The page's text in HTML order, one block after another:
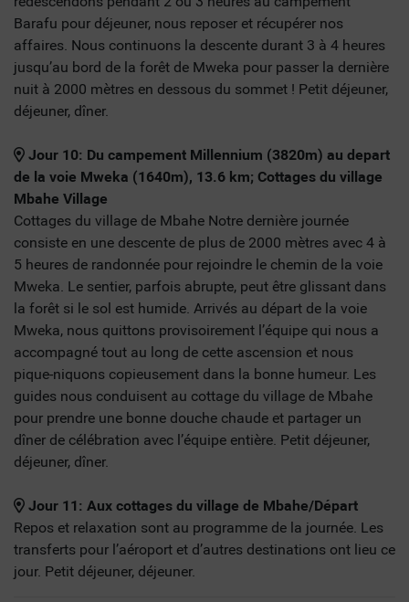
Barafu pour déjeuner, nous reposer et récupérer nos
affaires. Nous continuons la descente durant 3 à 4 heures
jusqu’au bord de la forêt de Mweka pour passer la dernière
nuit à 2000 mètres en dessous du sommet ! Petit déjeuner,
déjeuner, dîner.
Jour 10: Du campement Millennium (3820m) au depart
de la voie Mweka (1640m), 13.6 km; Cottages du village
Mbahe Village
Cottages du village de Mbahe Notre dernière journée
consiste en une descente de plus de 2000 mètres avec 4 à
5 heures de randonnée pour rejoindre le chemin de la voie
Mweka. Le sentier, parfois abrupte, peut être glissant dans
la forêt si le sol est humide. Arrivés au départ de la voie
Mweka, nous quittons provisoirement l’équipe qui nous a
accompagné tout au long de cette ascension et nous
pique-niquons copieusement dans la bonne humeur. Les
guides nous conduisent au cottage du village de Mbahe
pour prendre une bonne douche chaude et partager un
dîner de célébration avec l’équipe entière. Petit déjeuner,
déjeuner, dîner.
Jour 11: Aux cottages du village de Mbahe/Départ
Repos et relaxation sont au programme de la journée. Les
transferts pour l’aéroport et d’autres destinations ont lieu ce
jour. Petit déjeuner, déjeuner.